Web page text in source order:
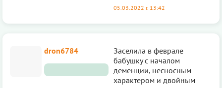
05.03.2022 г. 13:42
dron6784
Заселила в феврале
бабушку с началом
деменции, несносным
характером и двойным